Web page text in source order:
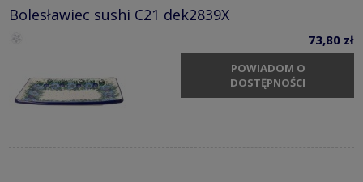
Bolesławiec sushi C21 dek2839X
73,80 zł
POWIADOM O
DOSTĘPNOŚCI